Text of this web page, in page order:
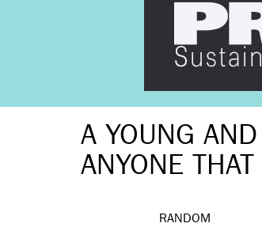
A YOUNG AND
ANYONE THAT
RANDOM